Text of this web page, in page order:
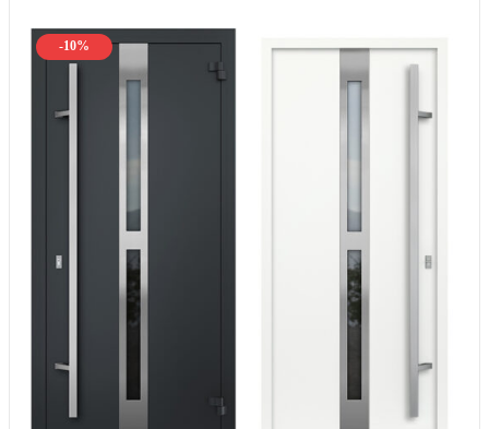
-10%